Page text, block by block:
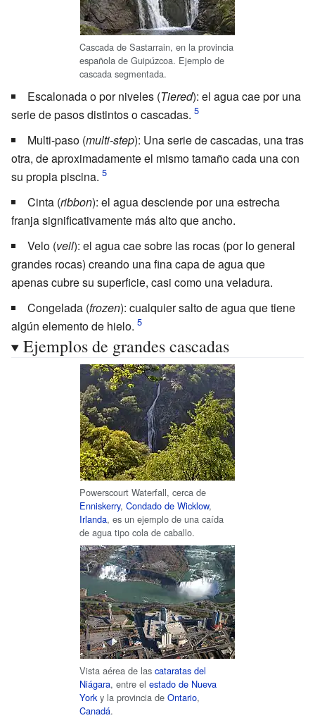
Cascada de Sastarrain, en la provincia
española de Guipúzcoa. Ejemplo de
cascada segmentada.
Escalonada o por niveles (Tiered): el agua cae por una
serie de pasos distintos o cascadas.
Multi-paso (multi-step): Una serie de cascadas, una tras
otra, de aproximadamente el mismo tamaño cada una con
su propia piscina.
Cinta (ribbon): el agua desciende por una estrecha
franja significativamente más alto que ancho.
Velo (veil): el agua cae sobre las rocas (por lo general
grandes rocas) creando una fina capa de agua que
apenas cubre su superficie, casi como una veladura.
Congelada (frozen): cualquier salto de agua que tiene
algún elemento de hielo.
Ejemplos de grandes cascadas
Powerscourt Waterfall, cerca de
Enniskerry, Condado de Wicklow,
Irlanda, es un ejemplo de una caída
de agua tipo cola de caballo.
Vista aérea de las cataratas del
Niágara, entre el estado de Nueva
York y la provincia de Ontario,
Canadá.